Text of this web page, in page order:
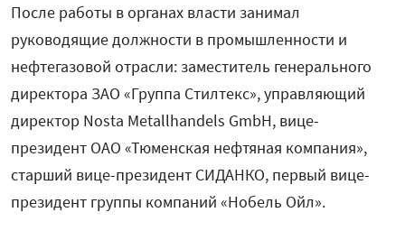
После работы в органах власти занимал
руководящие должности в промышленности и
нефтегазовой отрасли: заместитель генерального
директора ЗАО «Группа Стилтекс», управляющий
директор Nosta Metallhandels GmbH, вице-
президент ОАО «Тюменская нефтяная компания»,
старший вице-президент СИДАНКО, первый вице-
президент группы компаний «Нобель Ойл».